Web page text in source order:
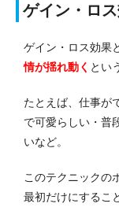
ゲイン・ロ
ゲイン・ロス効果
情が揺れ動く とい
たとえば、仕事が
で可愛らしい・普
いなど。
このテクニックの
最初だけにするこ